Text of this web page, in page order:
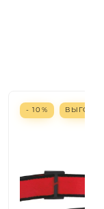
- 10% ВЫГОДА